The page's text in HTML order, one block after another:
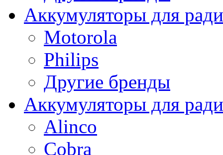
Аккумуляторы для
Motorola
Philips
Другие бренды
Аккумуляторы для
Alinco
Cobra